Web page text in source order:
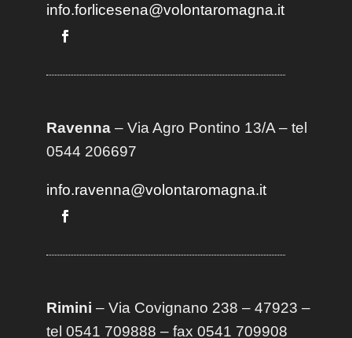
info.forlicesena@volontaromagna.it
Ravenna– Via Agro Pontino 13/A– tel
0544 206697
info.ravenna@volontaromagna.it
Rimini – Via Covignano 238 – 47923 –
tel 0541 709888 – fax 0541 709908